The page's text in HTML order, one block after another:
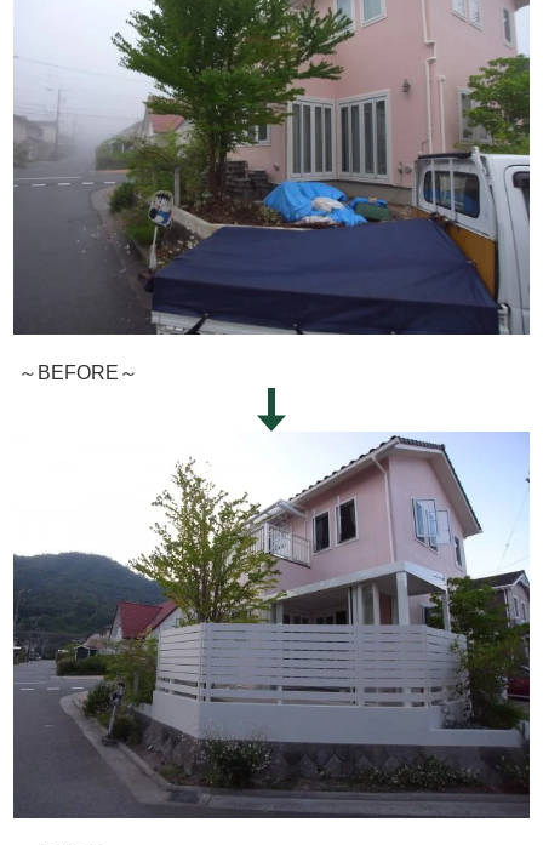
～BEFORE～